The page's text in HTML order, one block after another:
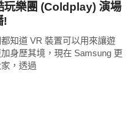
玩樂團 (Coldplay) 演場
!
知道 VR 裝置可以用來讓遊
身歷其境，現在 Samsung 更
，透過